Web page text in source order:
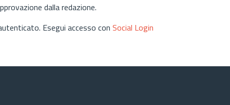
dalla redazione.
Esegui accesso con Social Login